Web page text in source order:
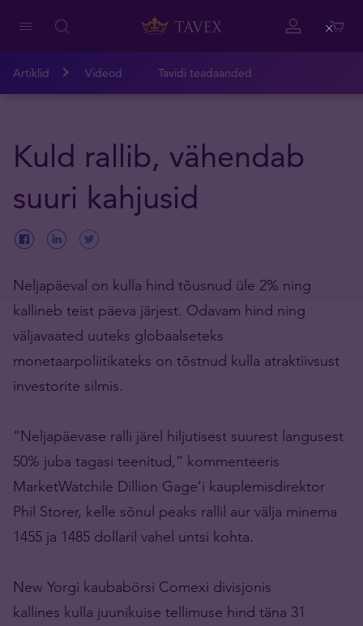
Artiklid Videod Tavidi teadaanded
Kuld rallib, vähendab
suuri kahjusid
Neljapäeval on kulla hind tõusnud üle 2% ning
kallineb teist päeva järjest. Odavam hind ning
väljavaated uuteks globaalseteks
monetaarpoliitikateks on tõstnud kulla atraktiivsust
investorite silmis.
“Neljapäevase ralli järel hiljutisest suurest langusest
50% juba tagasi teenitud,” kommenteeris
MarketWatchile Dillion Gage’i kauplemisdirektor
Phil Storer, kelle sõnul peaks rallil aur välja minema
1455 ja 1485 dollaril vahel untsi kohta.
New Yorgi kaubabörsi Comexi divisjonis
kallines kulla juunikuise tellimuse hind täna 31
Close